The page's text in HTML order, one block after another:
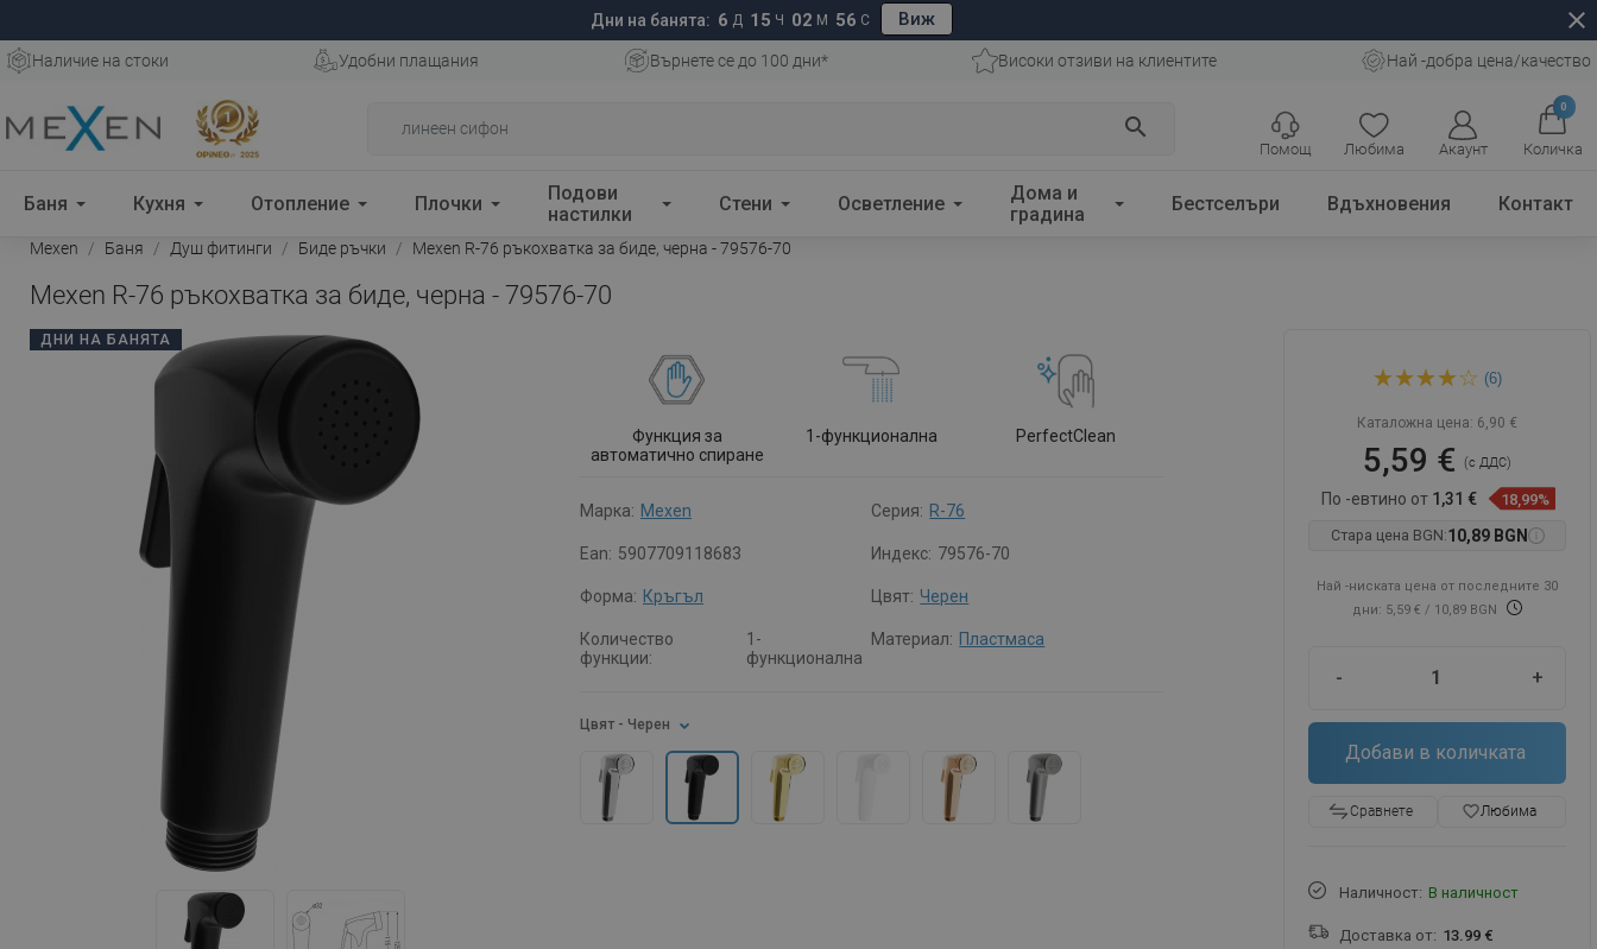
Дни на банята: 6 Д 15 Ч 02 М 55 С Виж close
Наличие на стоки Удобни плащания Върнете се до 100 дни* Високи отзиви на клиентите Най -добра цена/качество
search
Любима Акаунт
0
Количка
Помощ
Баня Кухня Отопление Плочки
Подови
настилки
Стени Осветление
Дома и
градина
Бестселъри Вдъхновения Контакт
Mexen Баня Душ фитинги Биде ръчки Mexen R-76 ръкохватка за биде, черна - 79576-70
Mexen R-76 ръкохватка за биде, черна - 79576-70
ДНИ НА БАНЯТА
Функция за
автоматично спиране
1-функционална PerfectClean
Марка: Mexen Серия: R-76
Ean: 5907709118683 Индекс: 79576-70
Форма: Кръгъл Цвят: Черен
Количество
функции:
1-
функционална
Материал: Пластмаса
Цвят - Черен
Mexen R-76 ръкохватка за
биде, черна - 79576-70
(6)
Каталожна цена: 6,90 €
5,59 €(с ДДС)
По -евтино от 1,31 €
18,99%
Стара цена BGN:10,89 BGN
Най -ниската цена от последните 30
дни: 5,59 €/ 10,89 BGN
- +
Добави в количката
Сравнете favorite_borderЛюбима
Наличност: В наличност
Доставка от: 13.99 €